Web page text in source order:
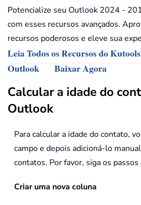
Potencialize seu Outlook 2024 -
com esses recursos avançados.
recursos poderosos e eleve sua
Leia Todos os Recursos do
Outlook
Baixar Agora
Calcular a idade do
Outlook
Para calcular a idade do contato,
campo e depois adicioná-lo
contatos. Por favor, siga os passos
Criar uma nova coluna